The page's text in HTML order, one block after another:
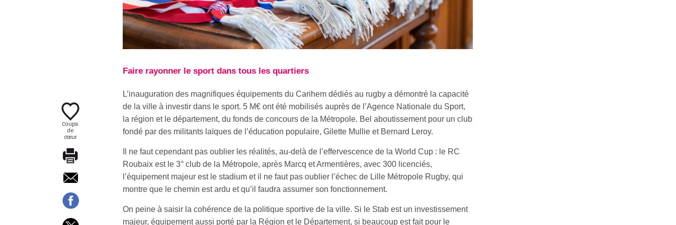
Coups
de
cœur
Faire rayonner le sport dans tous les quartiers
L’inauguration des magnifiques équipements du Carihem dédiés au rugby a démontré la capacité
de la ville à investir dans le sport. 5 M€ ont été mobilisés auprès de l’Agence Nationale du Sport,
la région et le département, du fonds de concours de la Métropole. Bel aboutissement pour un club
fondé par des militants laïques de l’éducation populaire, Gilette Mullie et Bernard Leroy.
Il ne faut cependant pas oublier les réalités, au-delà de l’effervescence de la World Cup : le RC
Roubaix est le 3° club de la Métropole, après Marcq et Armentières, avec 300 licenciés,
l’équipement majeur est le stadium et il ne faut pas oublier l’échec de Lille Métropole Rugby, qui
montre que le chemin est ardu et qu’il faudra assumer son fonctionnement.
On peine à saisir la cohérence de la politique sportive de la ville. Si le Stab est un investissement
majeur, équipement aussi porté par la Région et le Département, si beaucoup est fait pour le